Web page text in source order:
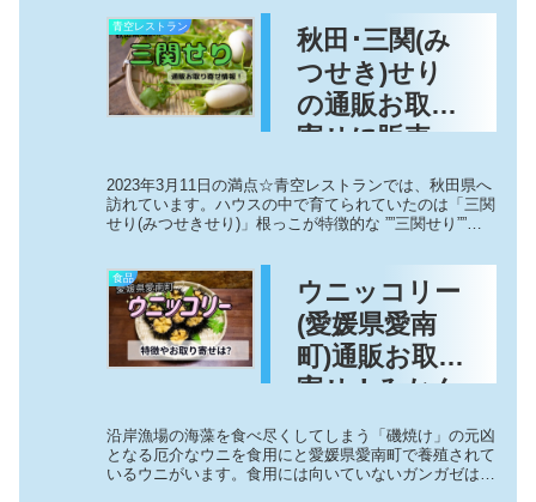
通販お取り寄せが出来るのではないか...
青空レストラン
秋田･三関(み
つせき)せり
の通販お取り
寄せに販売
店！しゃきし
ゃき根っこが
美味しい！
2023年3月11日の満点☆青空レストランでは、秋田県へ
訪れています。ハウスの中で育てられていたのは「三関
せり(みつせきせり)」根っこが特徴的な ””三関せり””
す！この三関せりを手に入れる...
食品
ウニッコリー
(愛媛県愛南
町)通販お取り
寄せ！みかん
風味のうにを
食べられる店
や口コミは？
沿岸漁場の海藻を食べ尽くしてしまう「磯焼け」の元凶
となる厄介なウニを食用にと愛媛県愛南町で養殖されて
いるウニがいます。食用には向いていないガンガゼはえ